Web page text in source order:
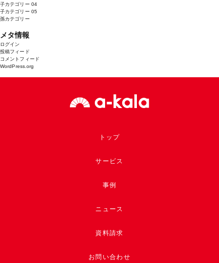
子カテゴリー 04
子カテゴリー 05
孫カテゴリー
メタ情報
ログイン
投稿フィード
コメントフィード
WordPress.org
トップ
サービス
事例
ニュース
資料請求
お問い合わせ